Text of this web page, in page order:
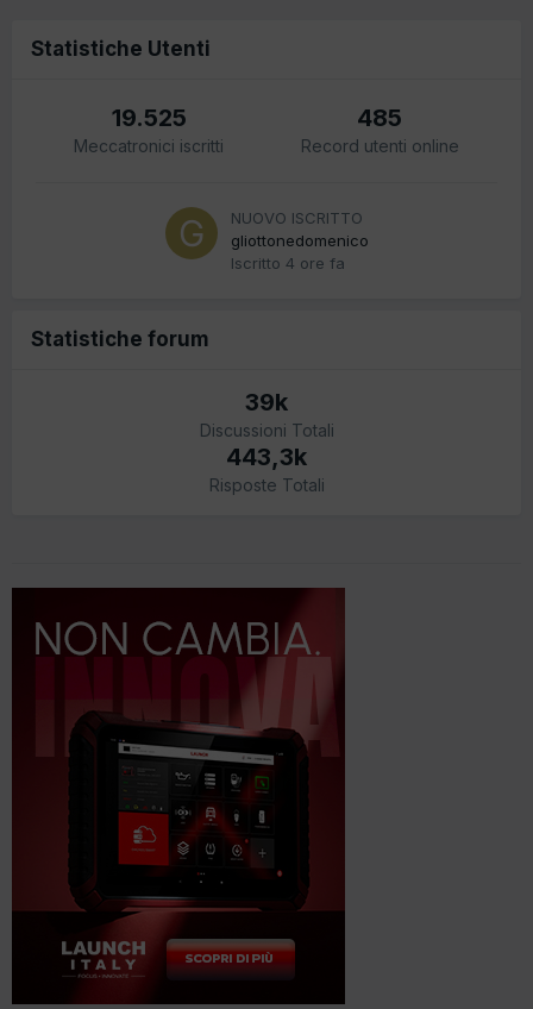
Statistiche Utenti
19.525
Meccatronici iscritti
485
Record utenti online
NUOVO ISCRITTO
gliottonedomenico
Iscritto 4 ore fa
Statistiche forum
39k
Discussioni Totali
443,3k
Risposte Totali